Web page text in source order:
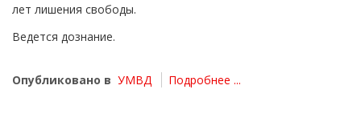
лет лишения свободы.
Ведется дознание.
Опубликовано в УМВД Подробнее ...